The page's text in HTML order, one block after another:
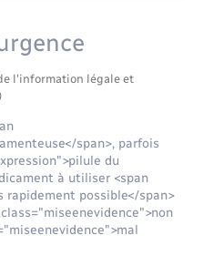
l'information légale et
span>, parfois
du
à utiliser <span
rapidement possible</span>